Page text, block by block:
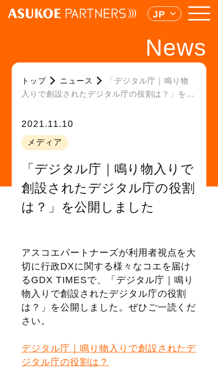
JP
News
トップ ニュース
「デジタル庁｜鳴り物
入りで創設されたデジタル庁の役割は？」を公
2021.11.10
メディア
「デジタル庁｜鳴り物入りで
創設されたデジタル庁の役割
は？」を公開しました
アスコエパートナーズが利用者視点を大
切に行政DXに関する様々なコエを届け
るGDX TIMESで、「デジタル庁｜鳴り
物入りで創設されたデジタル庁の役割
は？」を公開しました。ぜひご一読くだ
さい。
デジタル庁｜鳴り物入りで創設されたデ
ジタル庁の役割は？